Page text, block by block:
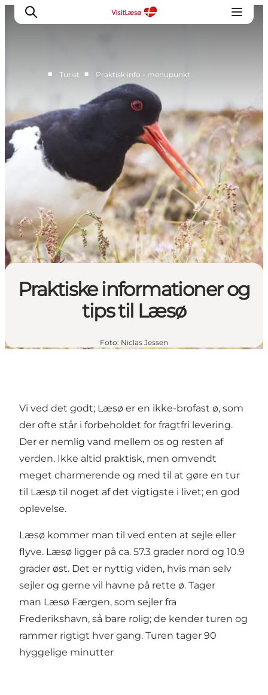
Book ophold
Oplevelser
Overnatning
Planlæg din tur
Praktisk info
Åbningstider
■ Turist ■ Praktisk info - menupunkt
Praktiske informationer og
tips til Læsø
Foto: Niclas Jessen
Vi ved det godt; Læsø er en ikke-brofast ø, som
der ofte står i forbeholdet for fragtfri levering.
Der er nemlig vand mellem os og resten af
verden. Ikke altid praktisk, men omvendt
meget charmerende og med til at gøre en tur
til Læsø til noget af det vigtigste i livet; en god
oplevelse.
Læsø kommer man til ved enten at sejle eller
flyve. Læsø ligger på ca. 57.3 grader nord og 10.9
grader øst. Det er nyttig viden, hvis man selv
sejler og gerne vil havne på rette ø. Tager
man Læsø Færgen, som sejler fra
Frederikshavn, så bare rolig; de kender turen og
rammer rigtigt hver gang. Turen tager 90
hyggelige minutter